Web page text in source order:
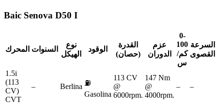
Baic Senova D50 I
المحرك السنوات
نوع
الهيكل
الوقود
القدرة
(حصان)
عزم
الدوران
0-
100
كم/
س
السرعة
القصوى
1.5i
(113
CV)
CVT
– Berlina ⛽
Gasolina
113 CV
@
6000rpm.
147 Nm
@
4000rpm.
– –